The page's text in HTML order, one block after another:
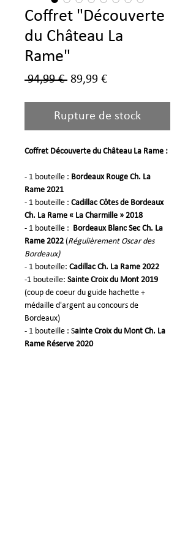
Coffret "Découverte
du Château La
Rame"
94,99 € Prix
89,99 €Prix
Rupture de stock
Coffret Découverte du Château La Rame :
- 1 bouteille : Bordeaux Rouge Ch. La
Rame 2021
- 1 bouteille : Cadillac Côtes de Bordeaux
Ch. La Rame « La Charmille » 2018
- 1 bouteille : Bordeaux Blanc Sec Ch. La
Rame 2022 (Régulièrement Oscar des
Bordeaux)
- 1 bouteille: Cadillac Ch. La Rame 2022
-1 bouteille: Sainte Croix du Mont 2019
(coup de coeur du guide hachette +
médaille d'argent au concours de
Bordeaux)
- 1 bouteille : Sainte Croix du Mont Ch. La
Rame Réserve 2020